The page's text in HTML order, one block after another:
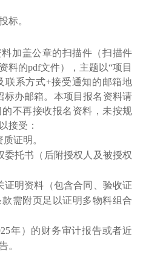
标。
加盖公章的扫描件（扫描件
料的pdf文件），主题以“项目
联系方式+接受通知的邮箱地
标办邮箱。本项目报名资料请
不再接收报名资料，未按规
接受 ：
证明。
委托书（后附授权人及被授权
证明资料（包含合同、验收证
需附页足以证明多物料组合
年）的财务审计报告或者近
。